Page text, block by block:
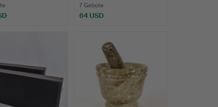
7 Gebote
64 USD